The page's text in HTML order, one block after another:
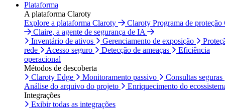
Plataforma
A plataforma Claroty
Explore a plataforma Claroty
Claroty Programa de proteção
Claire, a agente de segurança de IA
Inventário de ativos
Gerenciamento de exposição
rede
Acesso seguro Detecção de ameaças
Eficiência
operacional
Métodos de descoberta
Claroty Edge
Monitoramento passivo
Consultas seguras
Análise do arquivo do projeto
Enriquecimento do
Integrações
Exibir todas as integrações